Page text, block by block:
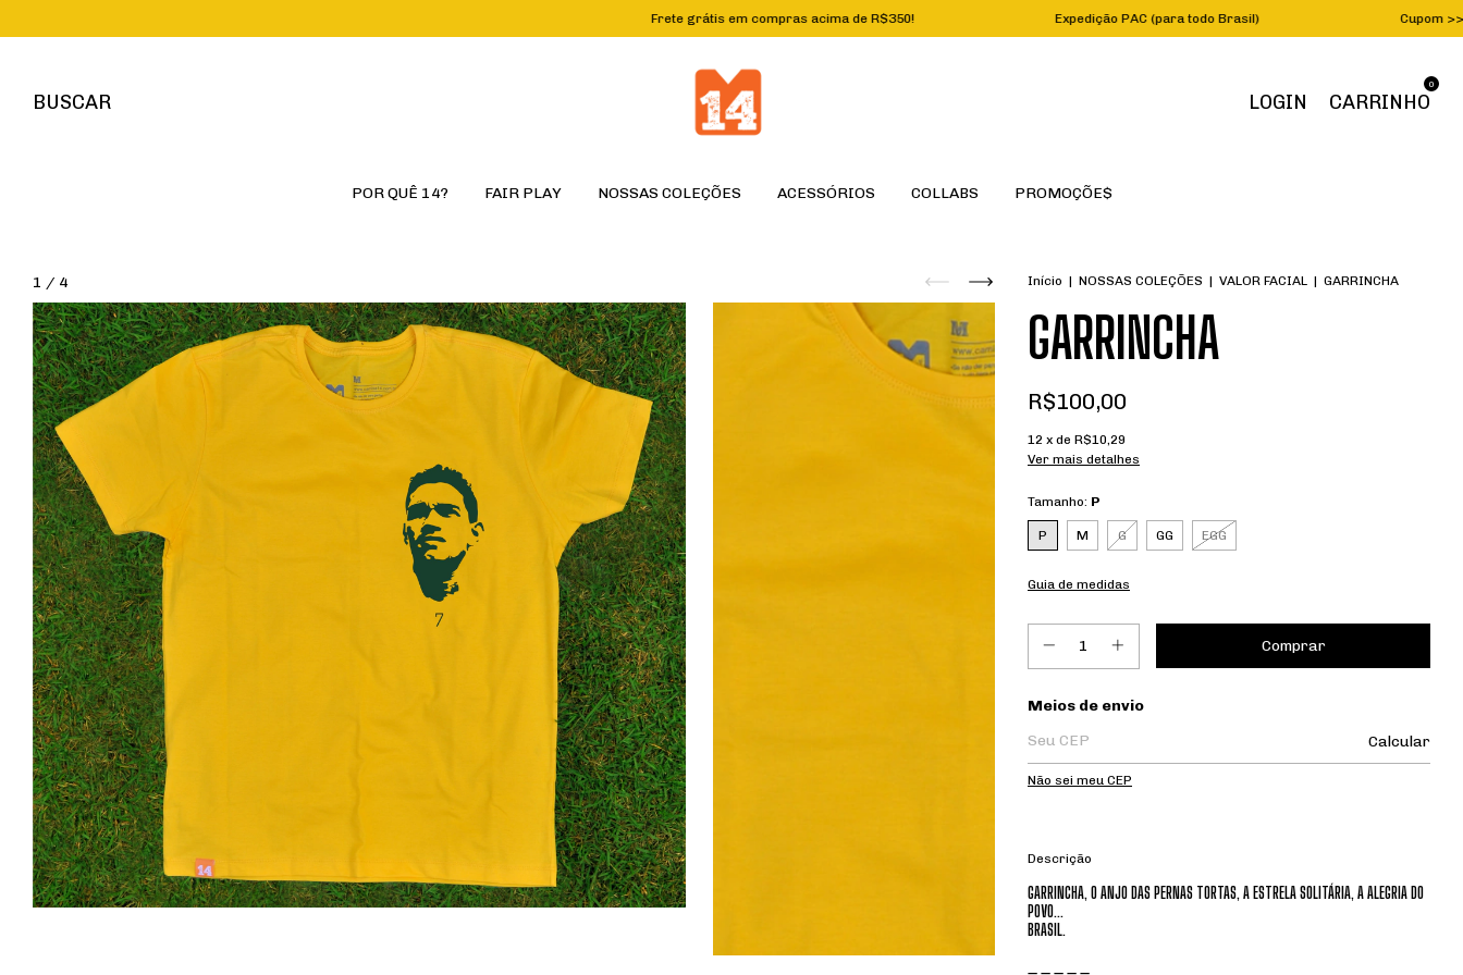
Frete grátis em compras acima de R$350! Expedição PAC (para todo Brasil) Cupom >>>
BUSCAR LOGIN CARRINHO
0
POR QUÊ 14? FAIR PLAY NOSSAS COLEÇÕES ACESSÓRIOS COLLABS PROMOÇÕE$
1 / 4 Início | NOSSAS COLEÇÕES | VALOR FACIAL | GARRINCHA
GARRINCHA
R$100,00
12 x de R$10,29
Ver mais detalhes
Tamanho: P
P M G GG EGG
Guia de medidas
Entregas para o CEP:
Meios de envio
Calcular
Não sei meu CEP
Descrição
GARRINCHA, O ANJO DAS PERNAS TORTAS, A ESTRELA SOLITÁRIA, A ALEGRIA DO
POVO...
BRASIL.